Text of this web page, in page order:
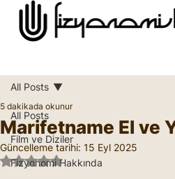
All Posts
Film ve Diziler
Fizyonomi Hakkında
All Posts
Marifetname El ve
5 dakikada okunur
Güncelleme tarihi: 15 Eyl 2025
5 üzerinden NaN yıldız